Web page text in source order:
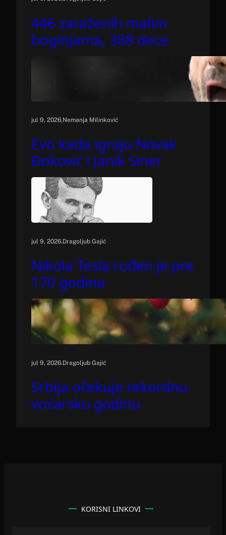
446 zaraženih malim
boginjama, 368 dece
jul 9, 2026.Nemanja Milinković
Evo kada igraju Novak
Đoković i Janik Siner
jul 9, 2026.Dragoljub Gajić
Nikola Tesla rođen je pre
170 godina
jul 9, 2026.Dragoljub Gajić
Srbija očekuje rekordnu
voćarsku godinu
KORISNI LINKOVI